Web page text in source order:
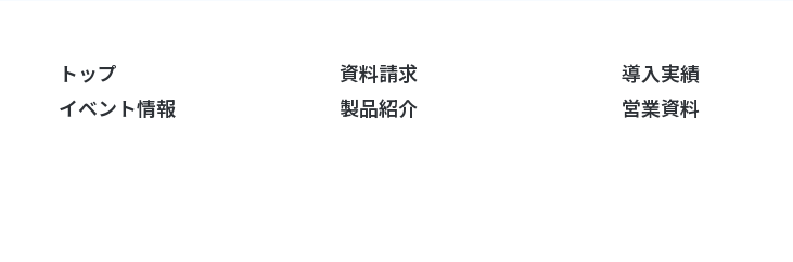
トップ
イベント情報
資料請求
製品紹介
導入実績
営業資料